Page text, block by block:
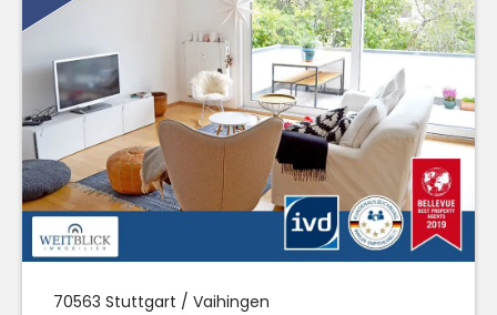
70563 Stuttgart / Vaihingen